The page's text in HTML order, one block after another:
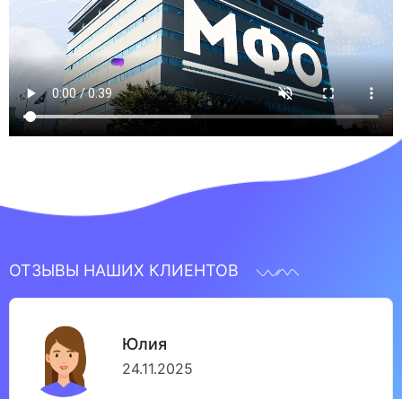
ОТЗЫВЫ НАШИХ КЛИЕНТОВ
Юлия
24.11.2025